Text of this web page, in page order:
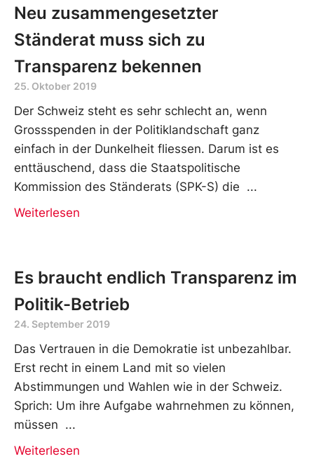
Neu zusammengesetzter
Ständerat muss sich zu
Transparenz bekennen
25. Oktober 2019
Der Schweiz steht es sehr schlecht an, wenn
Grossspenden in der Politiklandschaft ganz
einfach in der Dunkelheit fliessen. Darum ist es
enttäuschend, dass die Staatspolitische
Kommission des Ständerats (SPK-S) die
Weiterlesen
Es braucht endlich Transparenz im
Politik-Betrieb
24. September 2019
Das Vertrauen in die Demokratie ist unbezahlbar.
Erst recht in einem Land mit so vielen
Abstimmungen und Wahlen wie in der Schweiz.
Sprich: Um ihre Aufgabe wahrnehmen zu können,
müssen
Weiterlesen